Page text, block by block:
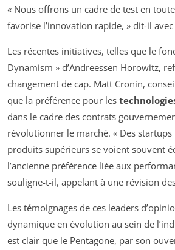
« Nous offrons un cadre de test en
favorise l’innovation rapide, » dit-il
Les récentes initiatives, telles que le
Dynamism » d’Andreessen Horowitz,
changement de cap. Matt Cronin,
que la préférence pour les
dans le cadre des contrats
révolutionner le marché. « Des startups
produits supérieurs se voient souvent
l’ancienne préférence liée aux
souligne-t-il, appelant à une révision
Les témoignages de ces leaders
dynamique en évolution au sein de
est clair que le Pentagone, par son